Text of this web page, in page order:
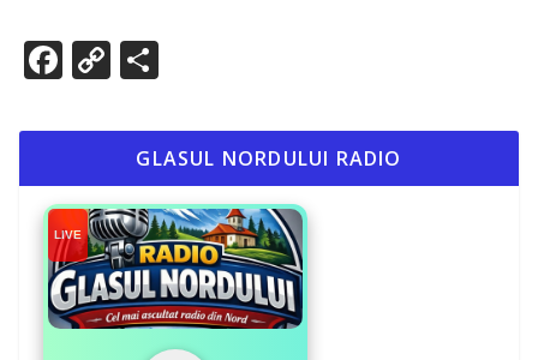
Facebook
CopyPartajează
GLASUL NORDULUI RADIO
LIVE